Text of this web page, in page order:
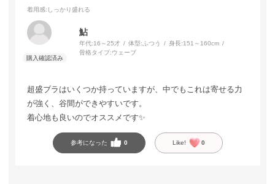
着用感:しっかり盛れる
鮎
年代:16～25才 体型: ふつう 身長:151～160cm
骨格タイプ:ウェーブ
超盛ブラはいくつか持っていますが、中でもこれは寄せる力
が強く、谷間ができやすいです。
着心地も良いのでオススメです✨
参考になった 0 Like! 0